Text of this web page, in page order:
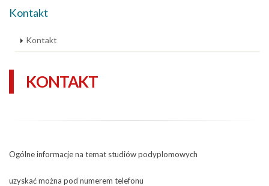
Kontakt
Kontakt
KONTAKT
Ogólne informacje na temat studiów podyplomowych
uzyskać można pod numerem telefonu